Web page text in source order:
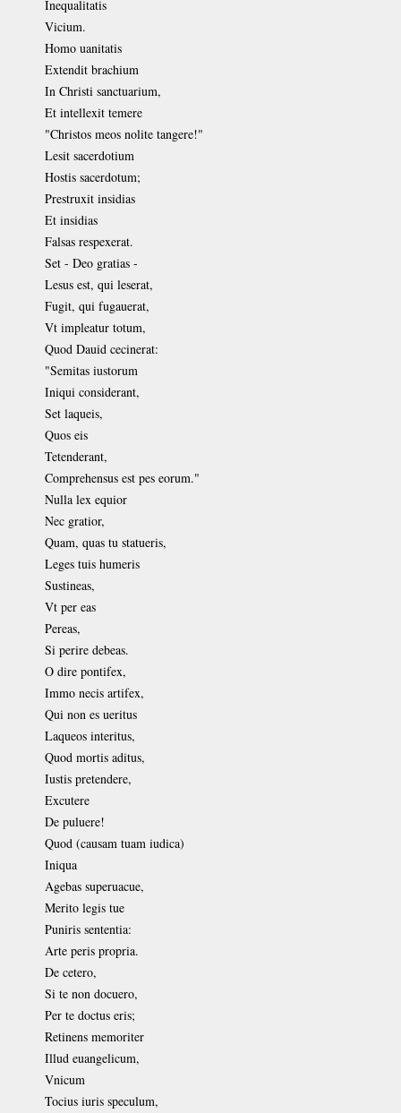
Inequalitatis
Vicium.
Homo uanitatis
Extendit brachium
In Christi sanctuarium,
Et intellexit temere
"Christos meos nolite tangere!"
Lesit sacerdotium
Hostis sacerdotum;
Prestruxit insidias
Et insidias
Falsas respexerat.
Set - Deo gratias -
Lesus est, qui leserat,
Fugit, qui fugauerat,
Vt impleatur totum,
Quod Dauid cecinerat:
"Semitas iustorum
Iniqui considerant,
Set laqueis,
Quos eis
Tetenderant,
Comprehensus est pes eorum."
Nulla lex equior
Nec gratior,
Quam, quas tu statueris,
Leges tuis humeris
Sustineas,
Vt per eas
Pereas,
Si perire debeas.
O dire pontifex,
Immo necis artifex,
Qui non es ueritus
Laqueos interitus,
Quod mortis aditus,
Iustis pretendere,
Excutere
De puluere!
Quod (causam tuam iudica)
Iniqua
Agebas superuacue,
Merito legis tue
Puniris sententia:
Arte peris propria.
De cetero,
Si te non docuero,
Per te doctus eris;
Retinens memoriter
Illud euangelicum,
Vnicum
Tocius iuris speculum,